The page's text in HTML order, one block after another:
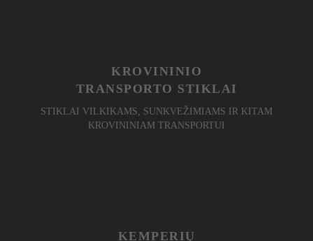
KROVININIO
TRANSPORTO STIKLAI
STIKLAI VILKIKAMS, SUNKVEŽIMIAMS IR KITAM
KROVININIAM TRANSPORTUI
KEMPERIŲ